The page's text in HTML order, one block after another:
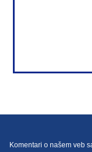
Komentari o našem veb